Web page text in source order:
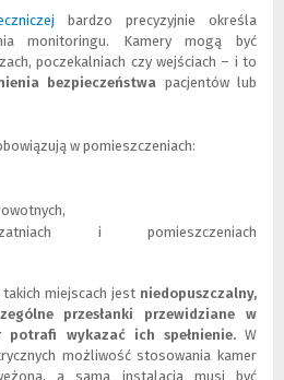
N
o
w
k
)
L
i
n
o
n
t
o
n
y
bardzo precyzyjnie określa
monitoringu. Kamery mogą być
poczekalniach czy wejściach – i to
bezpieczeństwa pacjentów lub
w pomieszczeniach:
i pomieszczeniach
miejscach jest niedopuszczalny,
przesłanki przewidziane w
wykazać ich spełnienie.W
możliwość stosowania kamer
a sama instalacja musi być